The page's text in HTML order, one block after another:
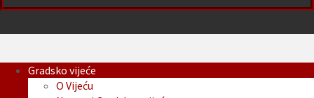
Gradsko vijeće
O Vijeću